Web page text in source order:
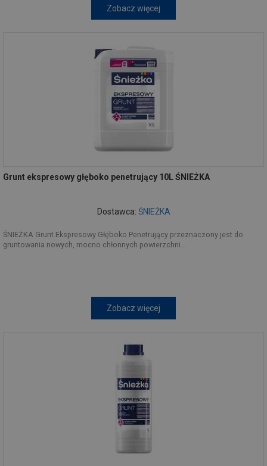
Zobacz więcej
Grunt ekspresowy głęboko penetrujący 10L ŚNIEŻKA
Dostawca: ŚNIEŻKA
ŚNIEŻKA Grunt Ekspresowy Głęboko Penetrujący przeznaczony jest do
gruntowania nowych, mocno chłonnych powierzchni...
Zobacz więcej